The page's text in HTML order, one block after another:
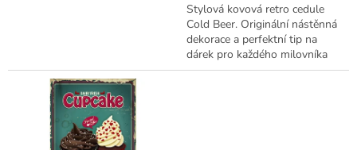
Stylová kovová retro cedule
Cold Beer. Originální nástěnná
dekorace a perfektní tip na
dárek pro každého milovníka
piva. Snadné zavěšení, rozměry